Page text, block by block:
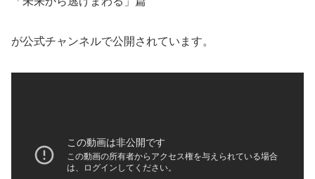
が公式チャンネルで公開されています。